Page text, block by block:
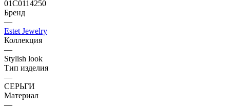
01С0114250
Бренд
—
Estet Jewelry
Коллекция
—
Stylish look
Тип изделия
—
СЕРЬГИ
Материал
—